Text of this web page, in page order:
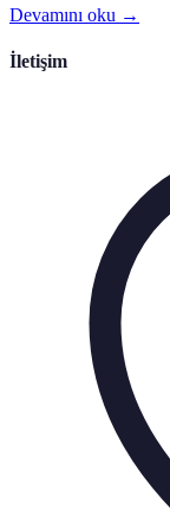
Devamını oku →
İletişim